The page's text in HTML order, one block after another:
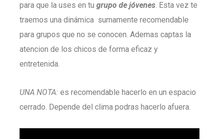
para que la uses en tu grupo de jóvenes. Esta vez te
traemos una dinámica sumamente recomendable
para grupos que no se conocen. Ademas captas la
atencion de los chicos de forma eficaz y
entretenida.
UNA NOTA: es recomendable hacerlo en un espacio
cerrado. Depende del clima podras hacerlo afuera.